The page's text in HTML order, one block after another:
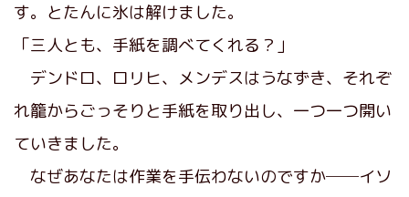
す。とたんに氷は解けました。
「三人とも、手紙を調べてくれる？」
デンドロ、ロリヒ、メンデスはうなずき、それぞ
れ籠からごっそりと手紙を取り出し、一つ一つ開い
ていきました。
なぜあなたは作業を手伝わないのですか──イソ